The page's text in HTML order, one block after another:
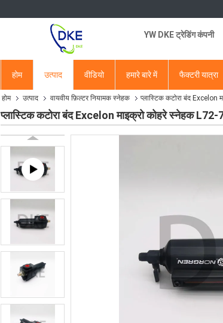
YW DKE ट्रेडिंग कंपनी
होम उत्पाद वीडियो हमारे बारे में फैक्टरी यात्रा
होम उत्पाद वायवीय फ़िल्टर नियामक स्नेहक प्लास्टिक कटोरा बंद Excelon
प्लास्टिक कटोरा बंद Excelon माइक्रो कोहरे स्नेहक L72-